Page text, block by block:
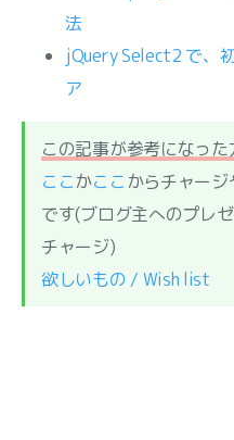
法
jQuery Select2 で、
ア
この記事が参考になった
ここかここ からチャー
です(ブログ主へのプレ
チャージ)
欲しいもの / Wish list